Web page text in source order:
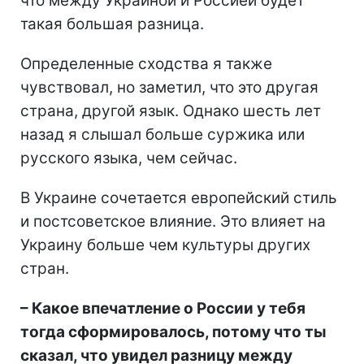
такая большая разница.
Определенные сходства я также
чувствовал, но заметил, что это другая
страна, другой язык. Однако шесть лет
назад я слышал больше суржика или
русского языка, чем сейчас.
В Украине сочетается европейский стиль
и постсоветское влияние. Это влияет на
Украину больше чем культуры других
стран.
– Какое впечатление о России у тебя
тогда сформировалось, потому что ты
сказал, что увидел разницу между